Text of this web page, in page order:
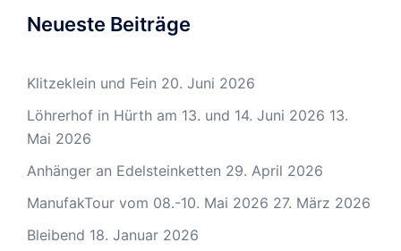
Neueste Beiträge
Klitzeklein und Fein 20. Juni 2026
Löhrerhof in Hürth am 13. und 14. Juni 2026 13.
Mai 2026
Anhänger an Edelsteinketten 29. April 2026
ManufakTour vom 08.-10. Mai 2026 27. März 2026
Bleibend 18. Januar 2026